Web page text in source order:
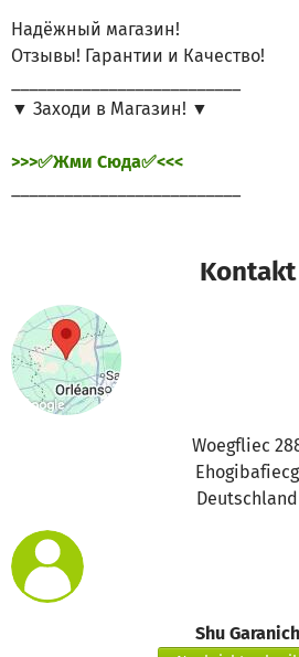
Надёжный магазин!
Отзывы! Гарантии и Качество!
▼ Заходи в Магазин! ▼
>>>✅Жми Сюда✅<<<
Kontakt
Woegfliec
Ehogibafiecg
Deutschland
Shu Garanich